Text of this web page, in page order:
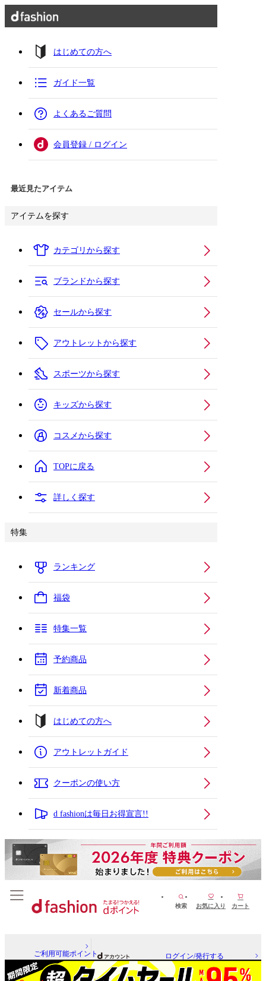
はじめての方へ
ガイド一覧
よくあるご質問
会員登録 / ログイン
最近見たアイテム
アイテムを探す
カテゴリから探す
ブランドから探す
セールから探す
アウトレットから探す
スポーツから探す
キッズから探す
コスメから探す
TOPに戻る
詳しく探す
特集
ランキング
福袋
特集一覧
予約商品
新着商品
はじめての方へ
アウトレットガイド
クーポンの使い方
d fashionは毎日お得宣言!!
検索 お気に入り カート
ご利用可能ポイント ログイン/発行する